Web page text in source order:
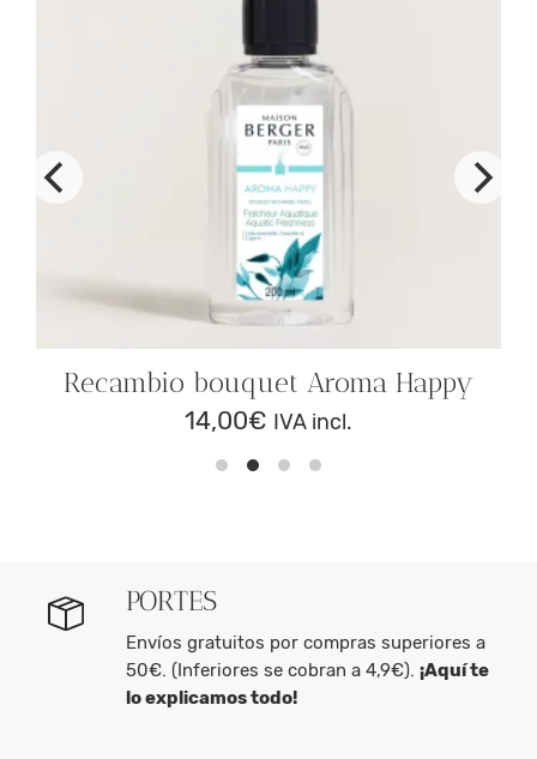
Recambio bouquet Aroma Happy
14,00€ IVA incl.
PORTES
Envíos gratuitos por compras superiores a
50€. (Inferiores se cobran a 4,9€). ¡Aquí te
lo explicamos todo!